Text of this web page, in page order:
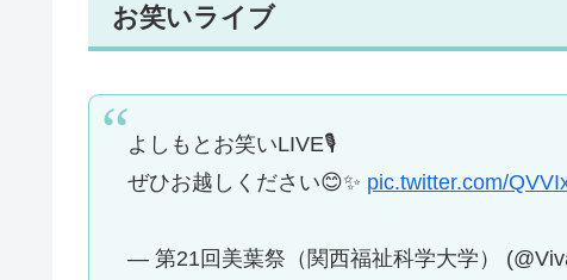
お笑いライブ
よしもとお笑いLIVE🎙
ぜひお越しください😊✨ pic.twitter.com/
— 第21回美葉祭（関西福祉科学大学）